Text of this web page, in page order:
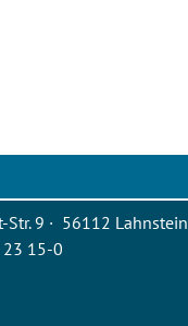
9 · 56112 Lahnstein
15-0